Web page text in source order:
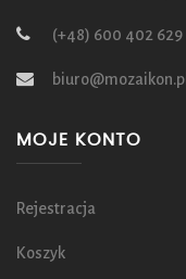
(+48) 600 402 629
biuro@mozaikon.pl
MOJE KONTO
Rejestracja
Koszyk